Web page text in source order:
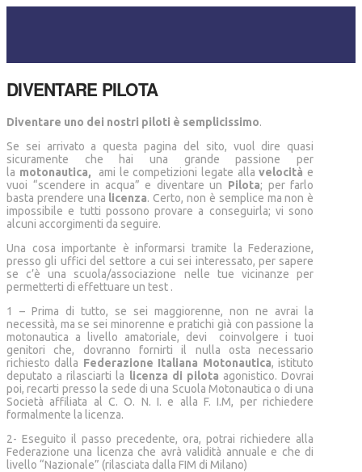
DIVENTARE PILOTA
Diventare uno dei nostri piloti è semplicissimo.
Se sei arrivato a questa pagina del sito, vuol dire quasi
sicuramente che hai una grande passione per
la motonautica, ami le competizioni legate allavelocità e
vuoi “scendere in acqua” e diventare un Pilota; per farlo
basta prendere una licenza. Certo, non è semplice ma non è
impossibile e tutti possono provare a conseguirla; vi sono
alcuni accorgimenti da seguire.
Una cosa importante è informarsi tramite la Federazione,
presso gli uffici del settore a cui sei interessato, per sapere
se c’è una scuola/associazione nelle tue vicinanze per
permetterti di effettuare un test .
1 – Prima di tutto, se sei maggiorenne, non ne avrai la
necessità, ma se sei minorenne e pratichi già con passione la
motonautica a livello amatoriale, devi coinvolgere i tuoi
genitori che, dovranno fornirti il nulla osta necessario
richiesto dalla Federazione Italiana Motonautica, istituto
deputato a rilasciarti la licenza di pilota agonistico. Dovrai
poi, recarti presso la sede di una Scuola Motonautica o di una
Società affiliata al C. O. N. I. e alla F. I.M, per richiedere
formalmente la licenza.
2- Eseguito il passo precedente, ora, potrai richiedere alla
Federazione una licenza che avrà validità annuale e che di
livello “Nazionale” (rilasciata dalla FIM di Milano)